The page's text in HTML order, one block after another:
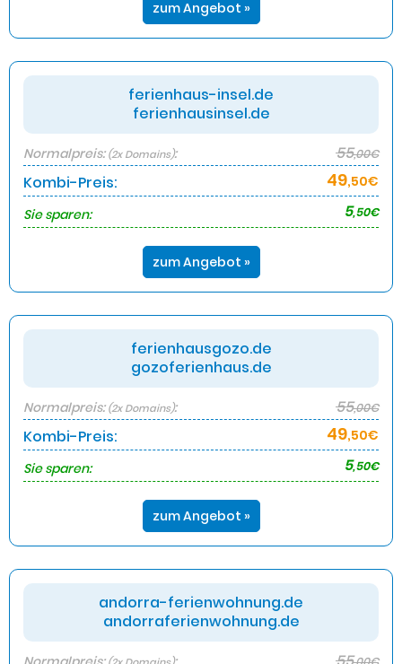
zum Angebot »
ferienhaus-insel.de
ferienhausinsel.de
Normalpreis:(2x Domains): 55,00€
Kombi-Preis: 49,50€
Sie sparen:
5,50€
zum Angebot »
ferienhausgozo.de
gozoferienhaus.de
Normalpreis:(2x Domains): 55,00€
Kombi-Preis: 49,50€
Sie sparen:
5,50€
zum Angebot »
andorra-ferienwohnung.de
andorraferienwohnung.de